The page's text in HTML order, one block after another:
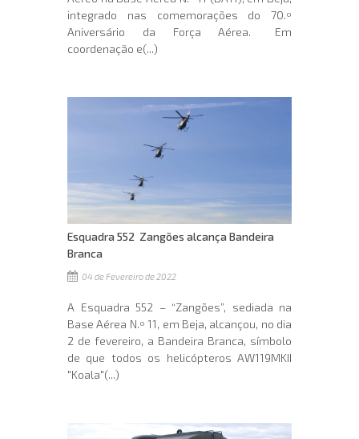
integrado nas comemorações do 70.º
Aniversário da Força Aérea. Em
coordenação e(...)
Esquadra 552  Zangões alcança Bandeira
Branca
04 de Fevereiro de 2022
A Esquadra 552 – “Zangões”, sediada na
Base Aérea N.º 11, em Beja, alcançou, no dia
2 de fevereiro, a Bandeira Branca, símbolo
de que todos os helicópteros AW119MKII
"Koala"(...)